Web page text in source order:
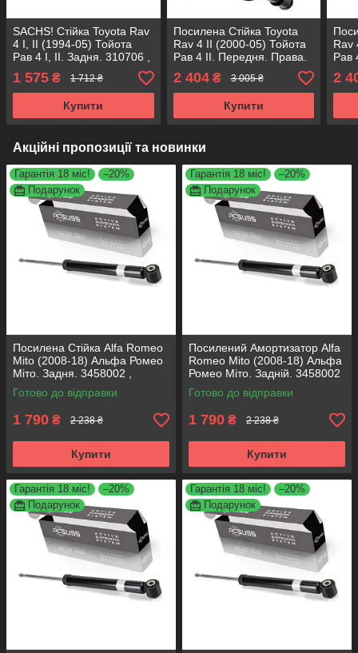
SACHS! Стійка Toyota Rav
4 I, II (1994-05) Тойота
Рав 4 I, II. Задня. 310706 ,
343272 САКС
1 575 ₴ 1 712 ₴
Купити
Посилена Стійка Toyota
Rav 4 II (2000-05) Тойота
Рав 4 II. Передня. Права.
313808 , 335040 KOREA
Аксусс!
2 404₴ 3 005 ₴
Купити
Rav
Рав
2
Акційні пропозиції та новинки
Гарантія 18 міс!
–20%
Подарунок
Посилена Стійка Alfa Romeo
Mito (2008-18) Альфа Ромео
Міто. Задня. 3458002 ,
317722. KOREA Аксусс!
Готово до відправки
1 790 ₴ 2 238 ₴
Купити
Гарантія 18 міс!
–20%
Подарунок
Посилений Амортизатор Alfa
Romeo Mito (2008-18) Альфа
Ромео Міто. Задній. 3458002
, 317722. KOREA Аксусс!
Готово до відправки
1 790 ₴ 2 238 ₴
Купити
Гарантія 18 міс!
–20%
Подарунок
Гарантія 18 міс!
–20%
Подарунок